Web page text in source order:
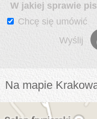
W jakiej sprawie
Chcę się umówić
Na mapie